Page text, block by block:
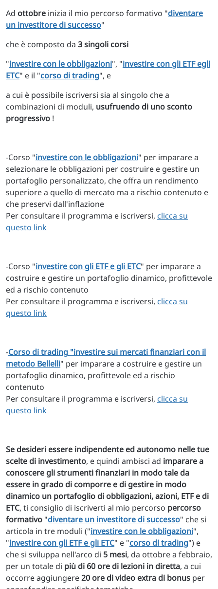
Ad ottobre inizia il mio percorso formativo "diventare
un investitore di successo"
che è composto da 3 singoli corsi
"investire con le obbligazioni", "investire con gli ETF egli
ETC" e il "corso di trading", e
a cui è possibile iscriversi sia al singolo che a
combinazioni di moduli, usufruendo di uno sconto
progressivo !
-Corso "investire con le obbligazioni" per imparare a
selezionare le obbligazioni per costruire e gestire un
portafoglio personalizzato, che offra un rendimento
superiore a quello di mercato ma a rischio contenuto e
che preservi dall'inflazione
Per consultare il programma e iscriversi, clicca su
questo link
-Corso "investire con gli ETF e gli ETC" per imparare a
costruire e gestire un portafoglio dinamico, profittevole
ed a rischio contenuto
Per consultare il programma e iscriversi, clicca su
questo link
-Corso di trading "investire sui mercati finanziari con il
metodo Bellelli" per imparare a costruire e gestire un
portafoglio dinamico, profittevole ed a rischio
contenuto
Per consultare il programma e iscriversi, clicca su
questo link
Se desideri essere indipendente ed autonomo nelle tue
scelte di investimento, e quindi ambisci ad imparare a
conoscere gli strumenti finanziari in modo tale da
essere in grado di comporre e di gestire in modo
dinamico un portafoglio di obbligazioni, azioni, ETF e di
ETC, ti consiglio di iscriverti al mio percorso percorso
formativo "diventare un investitore di successo" che si
articola in tre moduli ("investire con le obbligazioni",
"investire con gli ETF e gli ETC" e "corso di trading") e
che si sviluppa nell'arco di 5 mesi, da ottobre a febbraio,
per un totale di più di 60 ore di lezioni in diretta, a cui
occorre aggiungere20 ore di video extra di bonus per